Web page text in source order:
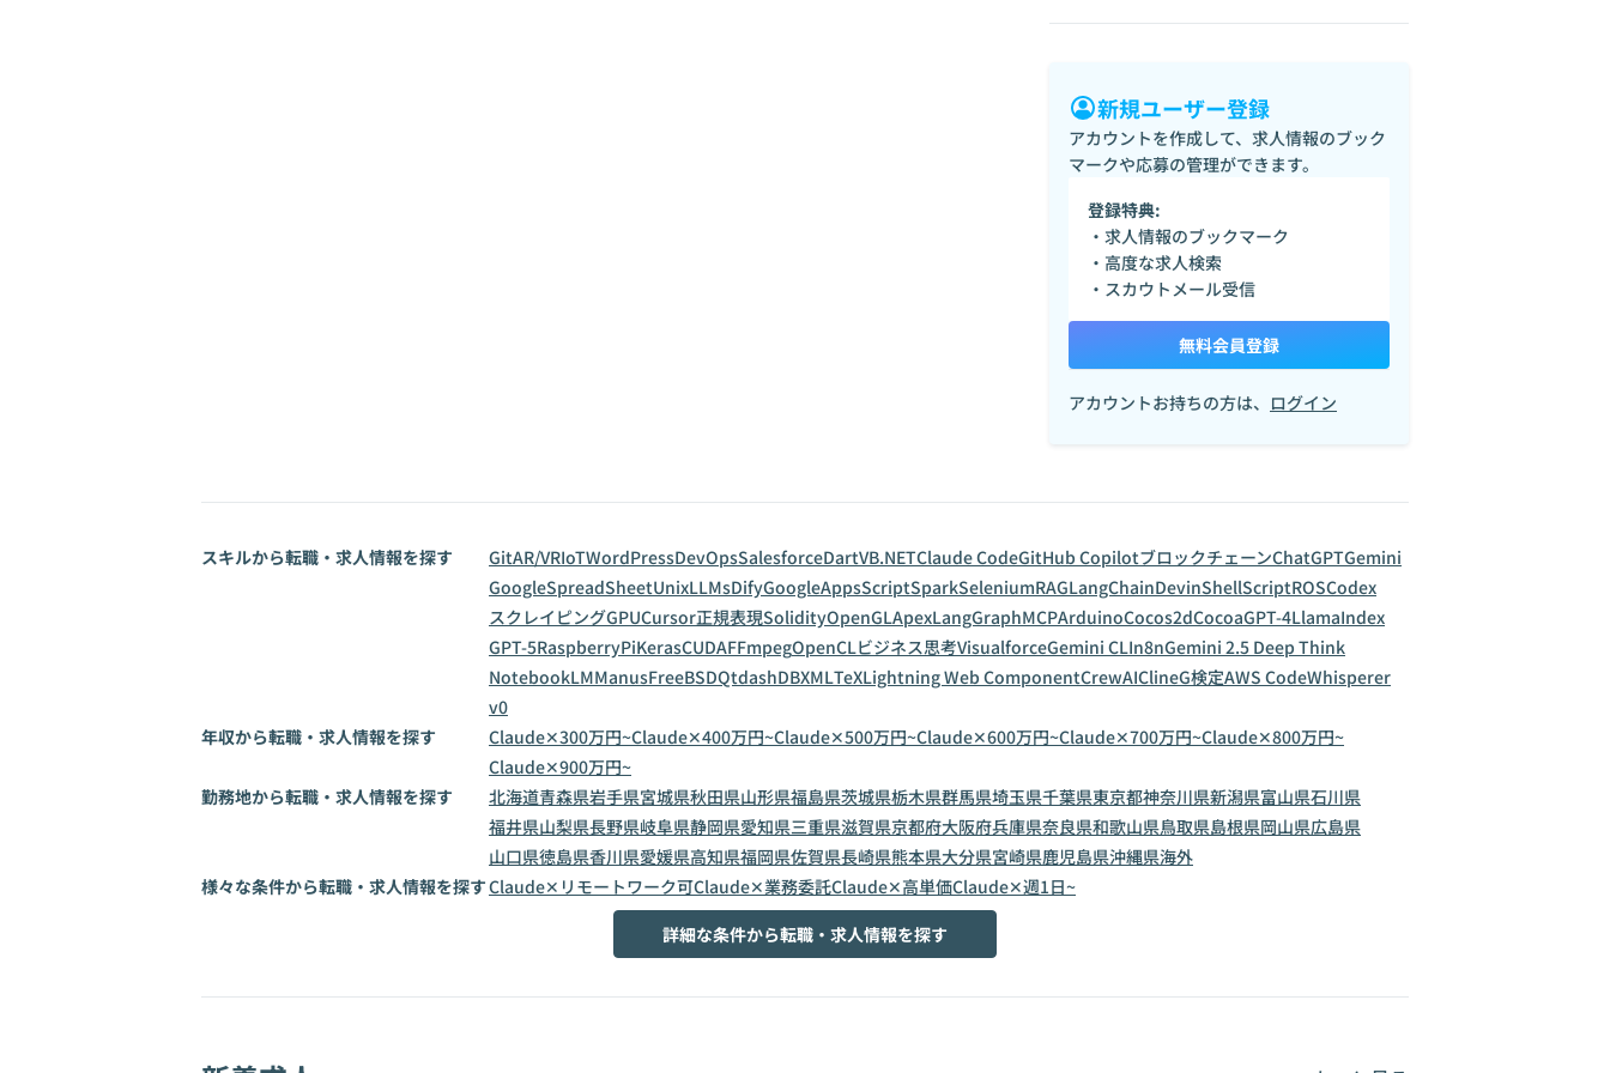
新規ユーザー登録
アカウントを作成して、求人情報のブック
マークや応募の管理ができます。
登録特典:
・求人情報のブックマーク
・高度な求人検索
・スカウトメール受信
無料会員登録
アカウントお持ちの方は、 ログイン
スキルから転職・求人情報を探す GitAR/VRIoTWordPressDevOpsSalesforceDartVB.NETClaude CodeGitHub CopilotブロックチェーンChatGPTGemini
GoogleSpreadSheetUnixLLMsDifyGoogleAppsScriptSparkSeleniumRAGLangChainDevinShellScriptROSCodex
スクレイピングGPUCursor正規表現SolidityOpenGLApexLangGraphMCPArduinoCocos2dCocoaGPT-4LlamaIndex
GPT-5RaspberryPiKerasCUDAFFmpegOpenCLビジネス思考VisualforceGemini CLIn8nGemini 2.5 Deep Think
NotebookLMManusFreeBSDQtdashDBXMLTeXLightning Web ComponentCrewAIClineG検定AWS CodeWhisperer
v0
年収から転職・求人情報を探す
Claude✕300万円~Claude✕400万円~Claude✕500万円~Claude✕600万円~Claude✕700万円~Claude✕800万円~
Claude✕900万円~
勤務地から転職・求人情報を探す
北海道青森県岩手県宮城県秋田県山形県福島県茨城県栃木県群馬県埼玉県千葉県東京都神奈川県新潟県富山県石川県
福井県山梨県長野県岐阜県静岡県愛知県三重県滋賀県京都府大阪府兵庫県奈良県和歌山県鳥取県島根県岡山県広島県
山口県徳島県香川県愛媛県高知県福岡県佐賀県長崎県熊本県大分県宮崎県鹿児島県沖縄県海外
様々な条件から転職・求人情報を探すClaude✕リモートワーク可Claude✕業務委託Claude✕高単価Claude✕週1日~
詳細な条件から転職・求人情報を探す